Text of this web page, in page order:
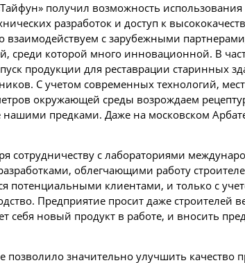
получил возможность
разработок и доступ к
взаимодействуем с зарубежными
среди которой много инновационной. В
продукции для реставрации старинных
С учетом современных технологий,
окружающей среды возрождаем
нашими предками. Даже на московском
сотрудничеству с лабораториями
облегчающими работу
потенциальными клиентами, и только с
Предприятие просит даже строителей
себя новый продукт в работе, и вносить
позволило значительно улучшить качество